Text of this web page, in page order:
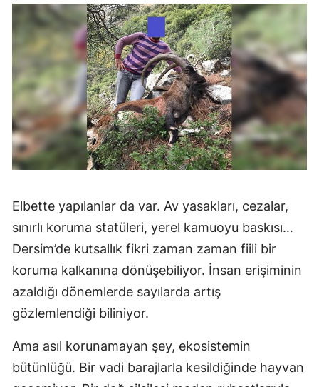
Elbette yapılanlar da var. Av yasakları, cezalar,
sınırlı koruma statüleri, yerel kamuoyu baskısı…
Dersim’de kutsallık fikri zaman zaman fiili bir
koruma kalkanına dönüşebiliyor. İnsan erişiminin
azaldığı dönemlerde sayılarda artış
gözlemlendiği biliniyor.
Ama asıl korunamayan şey, ekosistemin
bütünlüğü. Bir vadi barajlarla kesildiğinde hayvan